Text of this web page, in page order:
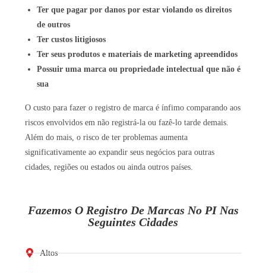
Ter que pagar por danos por estar violando os direitos
de outros
Ter custos litigiosos
Ter seus produtos e materiais de marketing apreendidos
Possuir uma marca ou propriedade intelectual que não é
sua
O custo para fazer o registro de marca é ínfimo comparando aos
riscos envolvidos em não registrá-la ou fazê-lo tarde demais.
Além do mais, o risco de ter problemas aumenta
significativamente ao expandir seus negócios para outras
cidades, regiões ou estados ou ainda outros países.
Fazemos O Registro De Marcas No PI Nas
Seguintes Cidades
Altos